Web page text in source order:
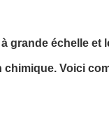
échelle
Voici